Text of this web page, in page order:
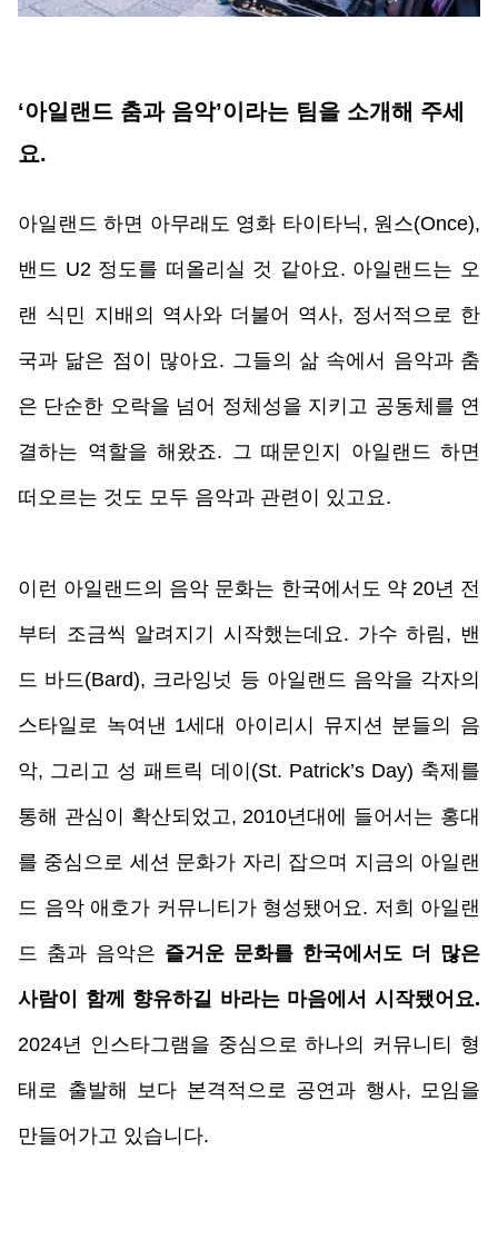
‘아일랜드 춤과 음악’이라는 팀을 소개해 주세
요.
아일랜드 하면 아무래도 영화 타이타닉, 원스(Once),
밴드 U2 정도를 떠올리실 것 같아요. 아일랜드는 오
랜 식민 지배의 역사와 더불어 역사, 정서적으로 한
국과 닮은 점이 많아요. 그들의 삶 속에서 음악과 춤
은 단순한 오락을 넘어 정체성을 지키고 공동체를 연
결하는 역할을 해왔죠. 그 때문인지 아일랜드 하면
떠오르는 것도 모두 음악과 관련이 있고요.
이런 아일랜드의 음악 문화는 한국에서도 약 20년 전
부터 조금씩 알려지기 시작했는데요. 가수 하림, 밴
드 바드(Bard), 크라잉넛 등 아일랜드 음악을 각자의
스타일로 녹여낸 1세대 아이리시 뮤지션 분들의 음
악, 그리고 성 패트릭 데이(St. Patrick’s Day) 축제를
통해 관심이 확산되었고, 2010년대에 들어서는 홍대
를 중심으로 세션 문화가 자리 잡으며 지금의 아일랜
드 음악 애호가 커뮤니티가 형성됐어요. 저희 아일랜
드 춤과 음악은 즐거운 문화를 한국에서도 더 많은
2024년 인스타그램을 중심으로 하나의 커뮤니티 형
태로 출발해 보다 본격적으로 공연과 행사, 모임을
만들어가고 있습니다.